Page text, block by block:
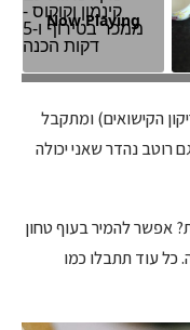
גם מאזן את כל הטעמים
ולא מאוד משתלטת
Now Playing
הקישואים) ומתקבל
רוטב נהדר שאני יכולה
אפשר להמיר בעוף טחון
כל עוד תתבלו כמו